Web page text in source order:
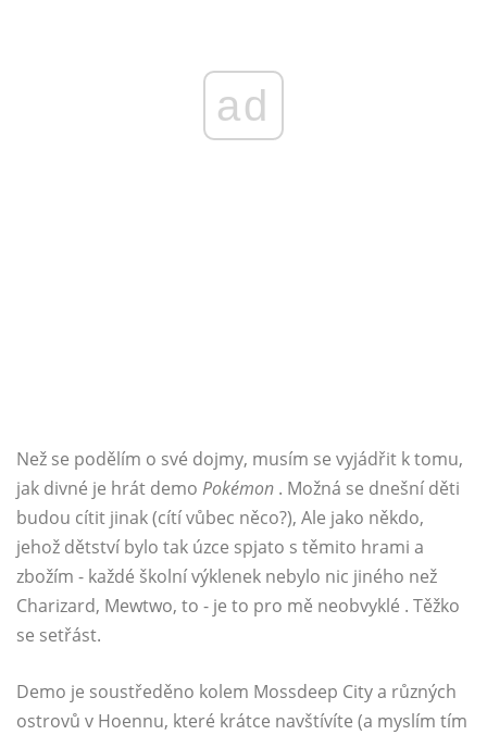
ad
Než se podělím o své dojmy, musím se vyjádřit k tomu,
jak divné je hrát demo Pokémon . Možná se dnešní děti
budou cítit jinak (cítí vůbec něco?), Ale jako někdo,
jehož dětství bylo tak úzce spjato s těmito hrami a
zbožím - každé školní výklenek nebylo nic jiného než
Charizard, Mewtwo, to - je to pro mě neobvyklé . Těžko
se setřást.
Demo je soustředěno kolem Mossdeep City a různých
ostrovů v Hoennu, které krátce navštívíte (a myslím tím